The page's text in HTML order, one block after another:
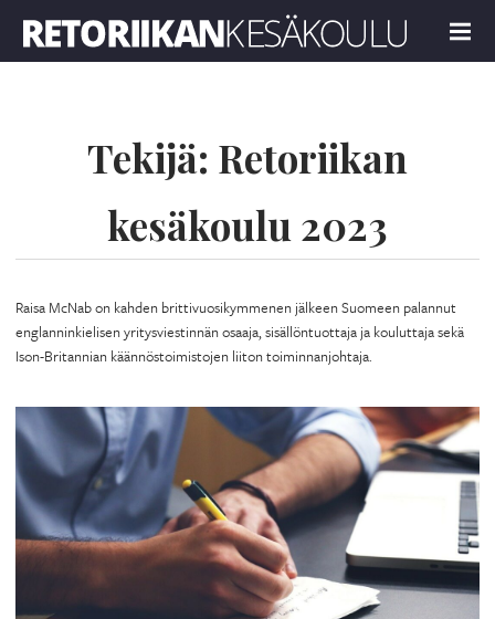
MENU
Tekijä: Retoriikan
kesäkoulu 2023
Raisa McNab on kahden brittivuosikymmenen jälkeen Suomeen palannut
englanninkielisen yritysviestinnän osaaja, sisällöntuottaja ja kouluttaja sekä
Ison-Britannian käännöstoimistojen liiton toiminnanjohtaja.